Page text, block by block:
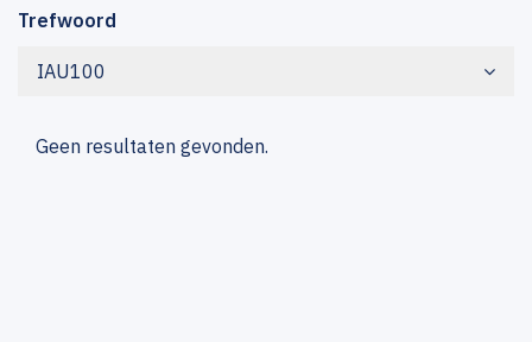
Trefwoord
IAU100
Geen resultaten gevonden.